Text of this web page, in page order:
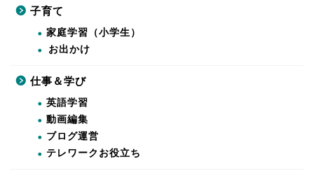
子育て
家庭学習（小学生）
お出かけ
仕事＆学び
英語学習
動画編集
ブログ運営
テレワークお役立ち